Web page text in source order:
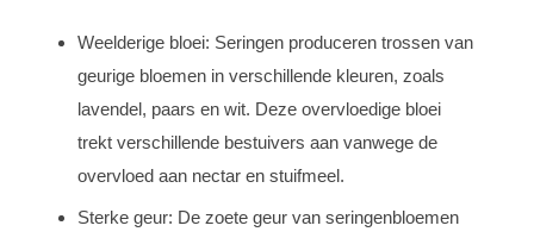
Weelderige bloei: Seringen produceren trossen van
geurige bloemen in verschillende kleuren, zoals
lavendel, paars en wit. Deze overvloedige bloei
trekt verschillende bestuivers aan vanwege de
overvloed aan nectar en stuifmeel.
Sterke geur: De zoete geur van seringenbloemen